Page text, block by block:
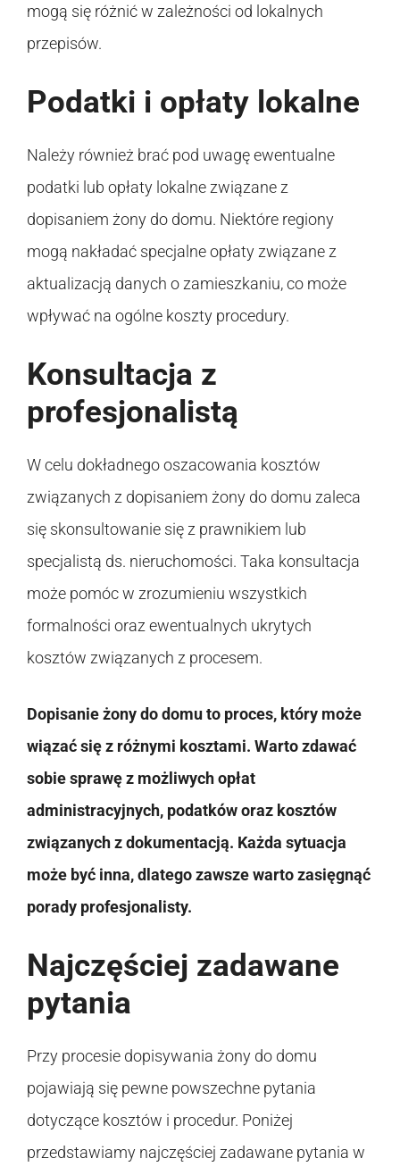
mogą się różnić w zależności od lokalnych
przepisów.
Podatki i opłaty lokalne
Należy również brać pod uwagę ewentualne
podatki lub opłaty lokalne związane z
dopisaniem żony do domu. Niektóre regiony
mogą nakładać specjalne opłaty związane z
aktualizacją danych o zamieszkaniu, co może
wpływać na ogólne koszty procedury.
Konsultacja z
profesjonalistą
W celu dokładnego oszacowania kosztów
związanych z dopisaniem żony do domu zaleca
się skonsultowanie się z prawnikiem lub
specjalistą ds. nieruchomości. Taka konsultacja
może pomóc w zrozumieniu wszystkich
formalności oraz ewentualnych ukrytych
kosztów związanych z procesem.
Dopisanie żony do domu to proces, który może
wiązać się z różnymi kosztami. Warto zdawać
sobie sprawę z możliwych opłat
administracyjnych, podatków oraz kosztów
związanych z dokumentacją. Każda sytuacja
może być inna, dlatego zawsze warto zasięgnąć
porady profesjonalisty.
Najczęściej zadawane
pytania
Przy procesie dopisywania żony do domu
pojawiają się pewne powszechne pytania
dotyczące kosztów i procedur. Poniżej
przedstawiamy najczęściej zadawane pytania w